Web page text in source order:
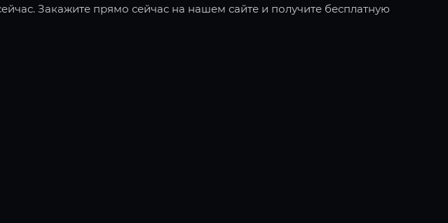
Закажите прямо сейчас на нашем сайте и получите бесплатную